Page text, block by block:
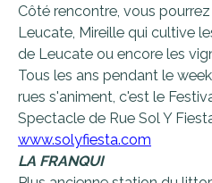
Côté rencontre, vous
Leucate, Mireille qui cultive
de Leucate ou encore les
Tous les ans pendant le
rues s'animent, c'est le
Spectacle de Rue Sol Y
www.solyfiesta.com
LA FRANQUI